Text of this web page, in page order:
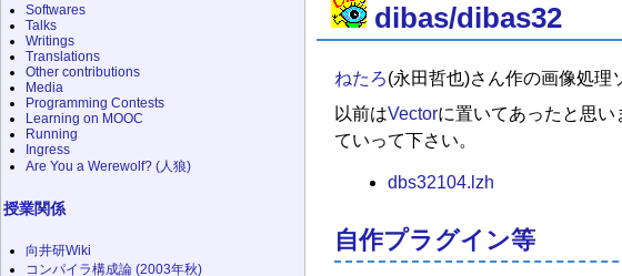
dibas/dibas32
ねたろ(永田哲也)さん作の画像処理
以前はVectorに置いてあったと思い
ていって下さい。
dbs32104.lzh
自作プラグイン等
Softwares
Talks
Writings
Translations
Other contributions
Media
Programming Contests
Learning on MOOC
Running
Ingress
Are You a Werewolf? (人狼)
授業関係
向井研Wiki
コンパイラ構成論 (2003年秋)